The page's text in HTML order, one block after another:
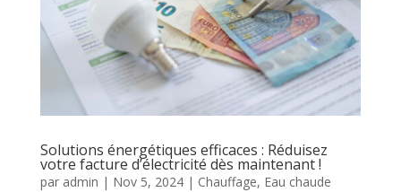
Solutions énergétiques efficaces : Réduisez
votre facture d’électricité dès maintenant !
par admin | Nov 5, 2024| Chauffage, Eau chaude